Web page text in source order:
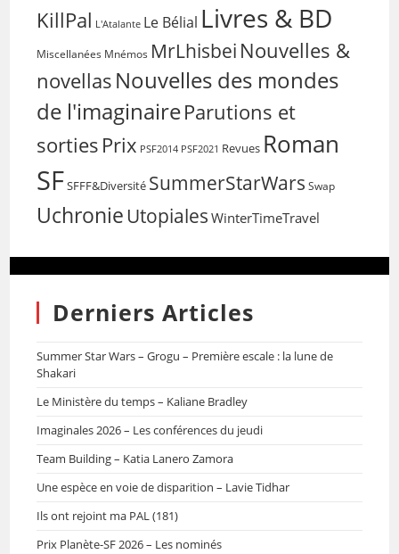
KillPal L'Atalante Le Bélial Livres & BD
Miscellanées Mnémos MrLhisbei Nouvelles &
novellas Nouvelles des mondes
de l'imaginaireParutions et
sorties Prix PSF2014 PSF2021 Revues Roman
SFSFFF&Diversité SummerStarWars Swap
Uchronie Utopiales WinterTimeTravel
Derniers Articles
Summer Star Wars – Grogu – Première escale : la lune de
Shakari
Le Ministère du temps – Kaliane Bradley
Imaginales 2026 – Les conférences du jeudi
Team Building – Katia Lanero Zamora
Une espèce en voie de disparition – Lavie Tidhar
Ils ont rejoint ma PAL (181)
Prix Planète-SF 2026 – Les nominés